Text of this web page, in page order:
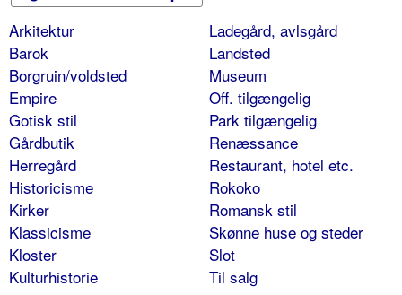
Arkitektur
Barok
Borgruin/voldsted
Empire
Gotisk stil
Gårdbutik
Herregård
Historicisme
Kirker
Klassicisme
Kloster
Kulturhistorie
Ladegård, avlsgård
Landsted
Museum
Off. tilgængelig
Park tilgængelig
Renæssance
Restaurant, hotel etc.
Rokoko
Romansk stil
Skønne huse og steder
Slot
Til salg